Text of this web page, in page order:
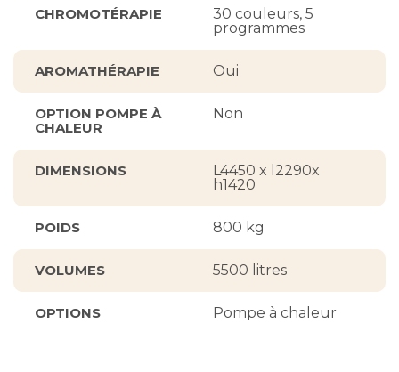
CHROMOTÉRAPIE
30 couleurs, 5
programmes
AROMATHÉRAPIE Oui
OPTION POMPE À
CHALEUR
Non
DIMENSIONS
L4450 x l2290x
h1420
POIDS 800 kg
VOLUMES 5500 litres
OPTIONS Pompe à chaleur